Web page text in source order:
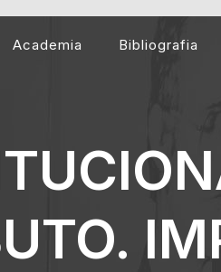
Academia Bibliografia